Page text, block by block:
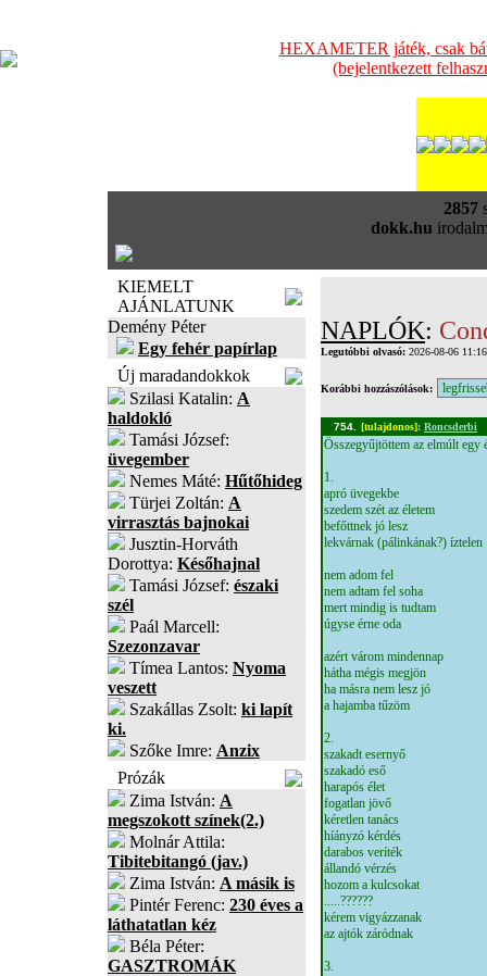
HEXAMETER játék, csak
(bejelentkezett
2857
dokk.hu
KIEMELT
AJÁNLATUNK
Demény Péter
Egy fehér papírlap
Új maradandokkok
Szilasi Katalin: A
haldokló
Tamási József:
üvegember
Nemes Máté: Hűtőhideg
Türjei Zoltán: A
virrasztás bajnokai
Jusztin-Horváth
Dorottya: Későhajnal
Tamási József: északi
szél
Paál Marcell:
Szezonzavar
Tímea Lantos: Nyoma
veszett
Szakállas Zsolt: ki lapít
ki.
Szőke Imre: Anzix
Prózák
Zima István: A
megszokott színek(2.)
Molnár Attila:
Tibitebitangó (jav.)
Zima István: A másik is
Pintér Ferenc: 230 éves a
láthatatlan kéz
Béla Péter:
GASZTROMÁK
NAPLÓK:
Legutóbbi olvasó: 2026-08-06
Korábbi hozzászólások:
754. [tulajdonos]: Roncsderbi
Összegyűjtöttem az elmúlt egy
1.
apró üvegekbe
szedem szét az életem
befőttnek jó lesz
lekvárnak (pálinkának?) íztelen
nem adom fel
nem adtam fel soha
mert mindig is tudtam
úgyse érne oda
azért várom mindennap
hátha mégis megjön
ha másra nem lesz jó
a hajamba tűzöm
2.
szakadt esernyő
szakadó eső
harapós élet
fogatlan jövő
kéretlen tanács
híányzó kérdés
darabos veríték
állandó vérzés
hozom a kulcsokat
.....??????
kérem vigyázzanak
az ajtók záródnak
3.